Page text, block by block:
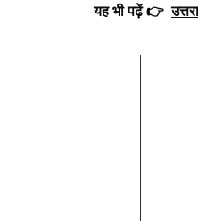
यह भी पढ़ें 👉